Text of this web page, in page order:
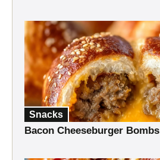
Snacks
Bacon Cheeseburger Bombs